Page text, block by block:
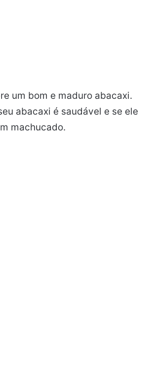
um bom e maduro abacaxi.
abacaxi é saudável e se ele
machucado.